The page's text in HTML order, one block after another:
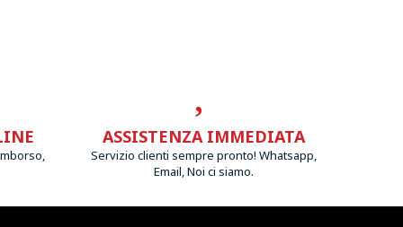
ASSISTENZA IMMEDIATA
Servizio clienti sempre pronto! Whatsapp,
Email, Noi ci siamo.